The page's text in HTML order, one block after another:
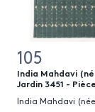
105
India Mahdavi
Jardin 3451 -
India Mahdavi